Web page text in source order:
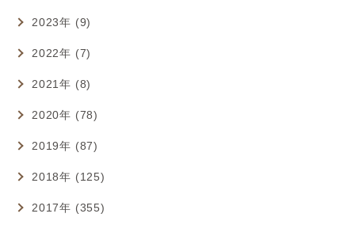
2023年 (9)
2022年 (7)
2021年 (8)
2020年 (78)
2019年 (87)
2018年 (125)
2017年 (355)